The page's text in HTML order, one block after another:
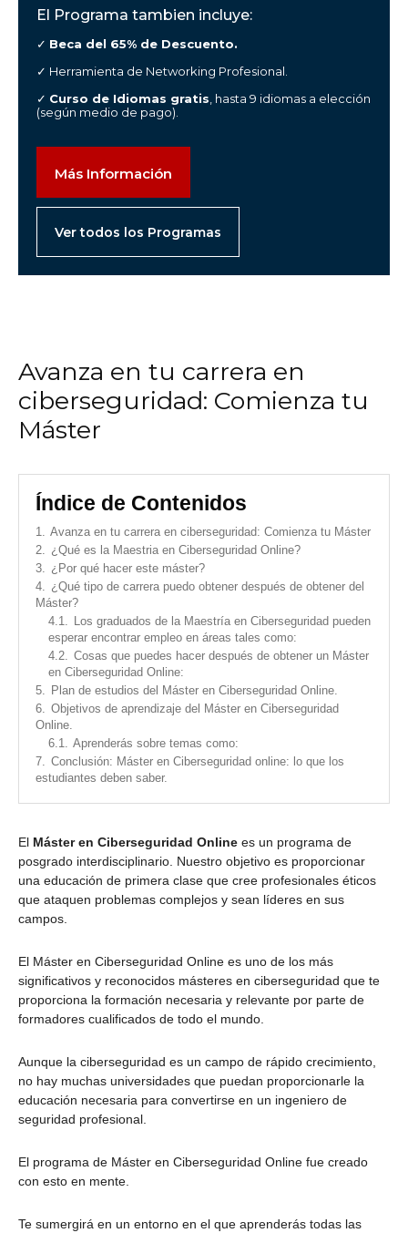
El Programa tambien incluye:
✓ Beca del 65% de Descuento.
✓ Herramienta de Networking Profesional.
✓ Curso de Idiomas gratis , hasta 9 idiomas a elección
(según medio de pago).
Más Información
Ver todos los Programas
Avanza en tu carrera en
ciberseguridad: Comienza tu
Máster
Índice de Contenidos
1. Avanza en tu carrera en ciberseguridad: Comienza tu Máster
2. ¿Qué es la Maestria en Ciberseguridad Online?
3. ¿Por qué hacer este máster?
4. ¿Qué tipo de carrera puedo obtener después de obtener del
Máster?
4.1.
Los graduados de la Maestría en Ciberseguridad pueden
esperar encontrar empleo en áreas tales como:
4.2. Cosas que puedes hacer después de obtener un Máster
en Ciberseguridad Online:
5.
Plan de estudios del Máster en Ciberseguridad Online.
6. Objetivos de aprendizaje del Máster en Ciberseguridad
Online.
6.1. Aprenderás sobre temas como:
7. Conclusión: Máster en Ciberseguridad online: lo que los
estudiantes deben saber.
El Máster en Ciberseguridad Online es un programa de
posgrado interdisciplinario. Nuestro objetivo es proporcionar
una educación de primera clase que cree profesionales éticos
que ataquen problemas complejos y sean líderes en sus
campos.
El Máster en Ciberseguridad Online es uno de los más
significativos y reconocidos másteres en ciberseguridad que te
proporciona la formación necesaria y relevante por parte de
formadores cualificados de todo el mundo.
Aunque la ciberseguridad es un campo de rápido crecimiento,
no hay muchas universidades que puedan proporcionarle la
educación necesaria para convertirse en un ingeniero de
seguridad profesional.
El programa de Máster en Ciberseguridad Online fue creado
con esto en mente.
Te sumergirá en un entorno en el que aprenderás todas las